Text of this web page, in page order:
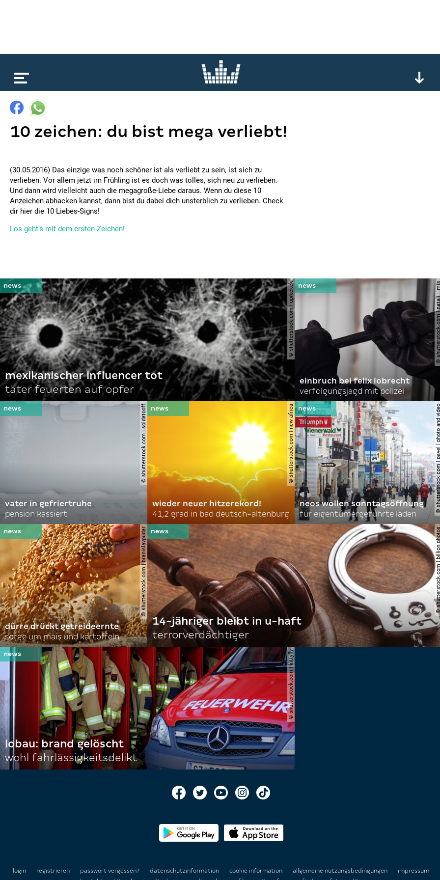
10 zeichen: du bist mega verliebt!
(30.05.2016) Das einzige was noch schöner ist als verliebt zu sein, ist sich zu
verlieben. Vor allem jetzt im Frühling ist es doch was tolles, sich neu zu verlieben.
Und dann wird vielleicht auch die megagroße-Liebe daraus. Wenn du diese 10
Anzeichen abhacken kannst, dann bist du dabei dich unsterblich zu verlieben. Check
dir hier die 10 Liebes-Signs!
Los geht's mit dem ersten Zeichen!
© shutterstock.com | opikckck
mexikanischer influencer tot
täter feuerten auf opfer
©
einbruch bei felix lobrecht
verfolgungsjagd mit polizei
© shutterstock.com | soldatooff
vater in gefriertruhe
pension kassiert
© shutterstock.com | new africa
wieder neuer hitzerekord!
41,2 grad in bad deutsch-altenburg
©
neos wollen sonntagsöffnung
für eigentümergeführte läden
© shutterstock.com | branislavpudar
dürre drückt getreideernte
sorge um mais und kartoffeln
©
14-jähriger bleibt in u-haft
terrorverdächtiger
© shutterstock.com | kittyfly
lobau: brand gelöscht
wohl fahrlässigkeitsdelikt
login registrieren passwort vergessen? datenschutzinformation cookie information allgemeine nutzungsbedingungen
impressum